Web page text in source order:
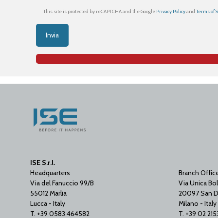
This site is protected by reCAPTCHA and the Google Privacy PolicyandTerms of
ISE S.r.l.
Headquarters
Via del Fanuccio 99/B
55012 Marlia
Lucca - Italy
T. +39 0583 464582
Branch
Via Unica
20097 San
Milano - Italy
T. +39 02